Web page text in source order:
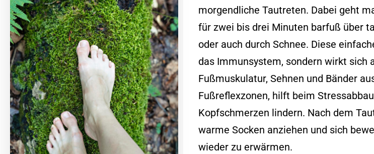
morgendliche Tautreten. Dabei geht
für zwei bis drei Minuten barfuß über
oder auch durch Schnee. Diese
das Immunsystem, sondern wirkt sich
Fußmuskulatur, Sehnen und Bänder
Fußreflexzonen, hilft beim
Kopfschmerzen lindern. Nach dem
warme Socken anziehen und sich
wieder zu erwärmen.